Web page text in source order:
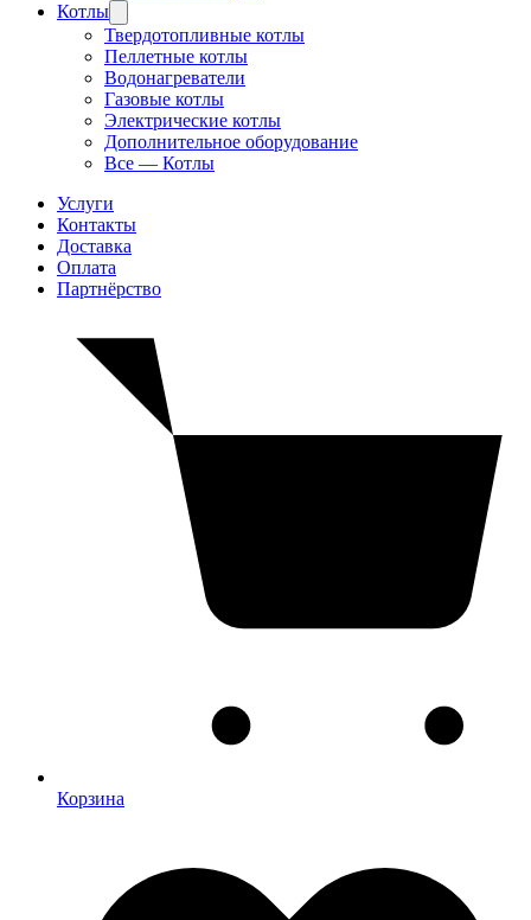
Котлы
Твердотопливные котлы
Пеллетные котлы
Водонагреватели
Газовые котлы
Электрические котлы
Дополнительное оборудование
Все — Котлы
Услуги
Контакты
Доставка
Оплата
Партнёрство
Корзина